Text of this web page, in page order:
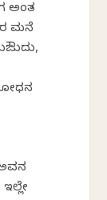
ಅಂತ
ಮನೆ